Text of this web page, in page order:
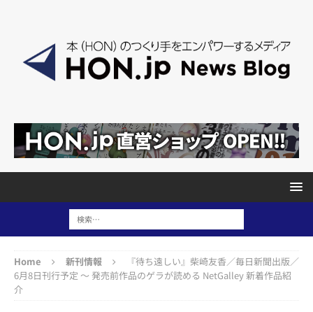
Home 新刊情報
『待ち遠しい』柴崎友香／毎日新聞出版／
6月8日刊行予定 ～ 発売前作品のゲラが読める NetGalley 新着作品紹
介